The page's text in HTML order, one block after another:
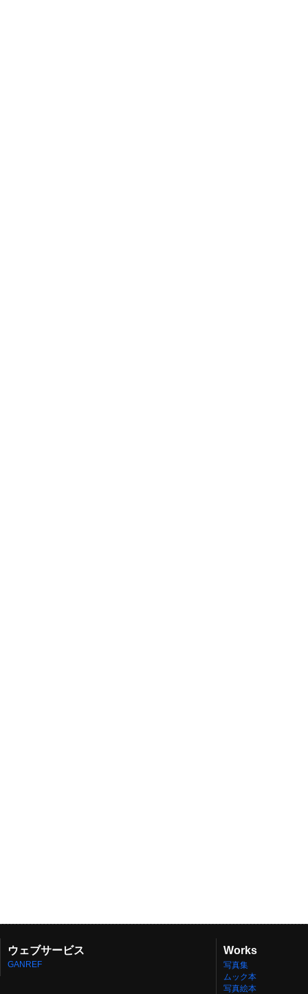
ウェブサービス
GANREF
Works
写真集
ムック本
写真絵本